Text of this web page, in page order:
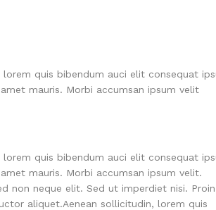
quis bibendum auci elit consequat
mauris. Morbi accumsan ipsum velit
quis bibendum auci elit consequat
mauris. Morbi accumsan ipsum velit.
non neque elit. Sed ut imperdiet nisi. Proin
aliquet.Aenean sollicitudin, lorem quis